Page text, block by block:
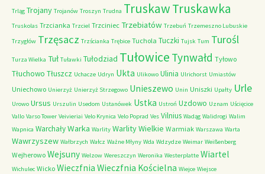
Trląg Trojany Trojanów Troszyn Trudna TruskawTruskawka
Truskolas Trzcianka Trzciel Trzciniec Trzebiatów Trzebuń Trzemeszno Lubuskie
Trzygłów Trzęsacz Trzścianka Trębice Tuchola Tuczki Tujsk Tum Turośl
Turza Wielka Tuł Tuławki Tułodziad Tułowice Tynwałd Tyłowo
Tłuchowo Tłuszcz Uchacze Udryn Ukta Ulikowo Ulinia Ulrichorst Umiastów
Uniechowo Unierzyż Unierzyż Strzegowo Unieszewo Unin Uniszki Upałty Urle
Urowo Ursus Urszulin Usedom Ustanówek Ustka Ustroń Uzdowo Uznam Uścięcice
Vallo Varso Tower Veivieriai Velo Krynica Velo Poprad Ves Vilnius Wadąg Walidrogi Walim
Wapnica WarchałyWarka Warlity Warlity Wielkie Warmiak Warszawa Warta
Wawrzyszew Wałbrzych Wałcz Ważne Młyny Wda Wdzydze Weimar Weißenberg
Wejherowo Wejsuny Welzow Wereszczyn Weronika Westerplatte Wiartel
Wichulec Wicko Wieczfnia Wieczfnia Kościelna Wiejce Wiejsce